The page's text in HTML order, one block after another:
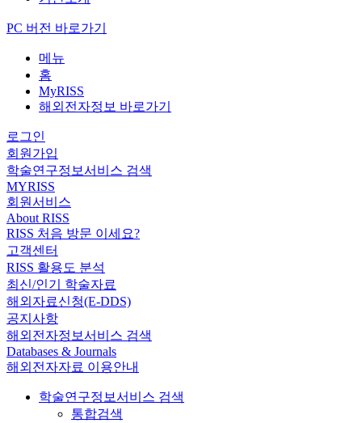
PC 버전 바로가기
메뉴
홈
MyRISS
해외전자정보 바로가기
로그인
회원가입
학술연구정보서비스 검색
MYRISS
회원서비스
About RISS
RISS 처음 방문 이세요?
고객센터
RISS 활용도 분석
최신/인기 학술자료
해외자료신청(E-DDS)
공지사항
해외전자정보서비스 검색
Databases & Journals
해외전자자료 이용안내
학술연구정보서비스 검색
통합검색